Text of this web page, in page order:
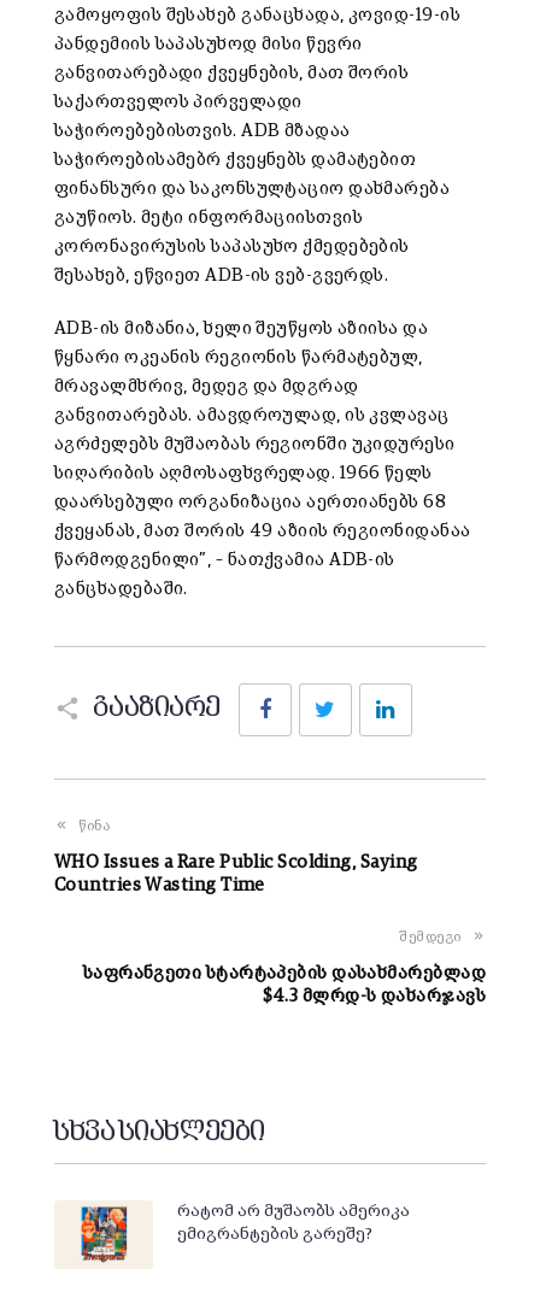
გამოყოფის შესახებ განაცხადა, კოვიდ-19-ის
პანდემიის საპასუხოდ მისი წევრი
განვითარებადი ქვეყნების, მათ შორის
საქართველოს პირველადი
საჭიროებებისთვის. ADB მზადაა
საჭიროებისამებრ ქვეყნებს დამატებით
ფინანსური და საკონსულტაციო დახმარება
გაუწიოს. მეტი ინფორმაციისთვის
კორონავირუსის საპასუხო ქმედებების
შესახებ, ეწვიეთ ADB-ის ვებ-გვერდს.
ADB-ის მიზანია, ხელი შეუწყოს აზიისა და
წყნარი ოკეანის რეგიონის წარმატებულ,
მრავალმხრივ, მედეგ და მდგრად
განვითარებას. ამავდროულად, ის კვლავაც
აგრძელებს მუშაობას რეგიონში უკიდურესი
სიღარიბის აღმოსაფხვრელად. 1966 წელს
დაარსებული ორგანიზაცია აერთიანებს 68
ქვეყანას, მათ შორის 49 აზიის რეგიონიდანაა
წარმოდგენილი”, – ნათქვამია ADB-ის
განცხადებაში.
გააზიარე
FacebookTwitter
წინა
WHO Issues a Rare Public Scolding, Saying
Countries Wasting Time
შემდეგი
საფრანგეთი სტარტაპების დასახმარებლად
$4.3 მლრდ-ს დახარჯავს
სხვა სიახლეები
რატომ არ მუშაობს ამერიკა
ემიგრანტების გარეშე?